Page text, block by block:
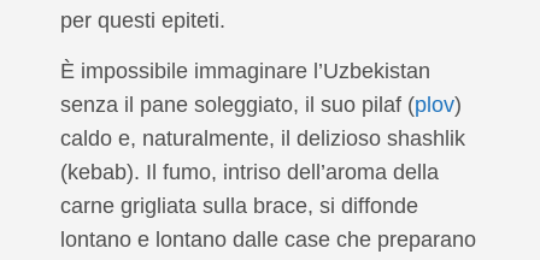
per questi epiteti.
È impossibile immaginare l’Uzbekistan
senza il pane soleggiato, il suo pilaf (plov)
caldo e, naturalmente, il delizioso shashlik
(kebab). Il fumo, intriso dell’aroma della
carne grigliata sulla brace, si diffonde
lontano e lontano dalle case che preparano